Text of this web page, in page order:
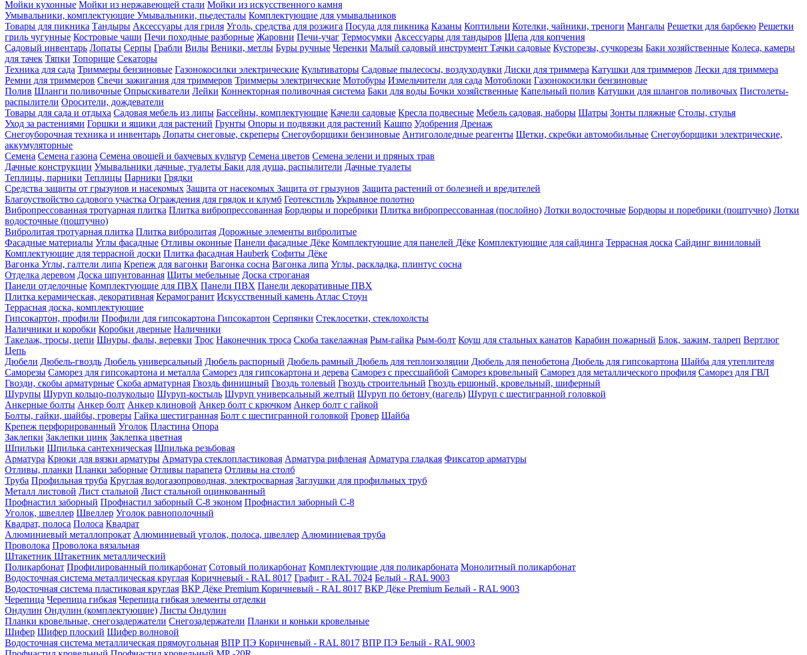
Мойки кухонные Мойки из нержавеющей стали Мойки из искусственного камня
Умывальники, комплектующие Умывальники, пьедесталы Комплектующие для умывальников
Товары для пикника Тандыры Аксессуары для гриля Уголь, средства для розжига Посуда для пикника Казаны Коптильни Котелки, чайники, треноги Мангалы Решетки для барбекю Решетки
гриль чугунные Костровые чаши Печи походные разборные Жаровни Печи-учаг Термосумки Аксессуары для тандыров Щепа для копчения
Садовый инвентарь Лопаты Серпы Грабли Вилы Веники, метлы Буры ручные Черенки Малый садовый инструмент Тачки садовые Кусторезы, сучкорезы Баки хозяйственные Колеса, камеры
для тачек Тяпки Топорище Секаторы
Техника для сада Триммеры бензиновые Газонокосилки электрические Культиваторы Садовые пылесосы, воздуходувки Диски для триммера Катушки для триммеров Лески для триммера
Ремни для триммеров Свечи зажигания для триммеров Триммеры электрические Мотобуры Измельчители для сада Мотоблоки Газонокосилки бензиновые
Полив Шланги поливочные Опрыскиватели Лейки Коннекторная поливочная система Баки для воды Бочки хозяйственные Капельный полив Катушки для шлангов поливочых Пистолеты-
распылители Оросители, дождеватели
Товары для сада и отдыха Садовая мебель из липы Бассейны, комплектующие Качели садовые Кресла подвесные Мебель садовая, наборы Шатры Зонты пляжные Столы, стулья
Уход за растениями Горшки и ящики для растений Грунты Опоры и подвязки для растений Кашпо Удобрения Дренаж
Снегоуборочная техника и инвентарь Лопаты снеговые, скреперы Снегоуборщики бензиновые Антигололедные реагенты Щетки, скребки автомобильные Снегоуборщики электрические,
аккумуляторные
Семена Семена газона Семена овощей и бахчевых культур Семена цветов Семена зелени и пряных трав
Дачные конструкции Умывальники дачные, туалеты Баки для душа, распылители Дачные туалеты
Теплицы, парники Теплицы Парники Грядки
Средства защиты от грызунов и насекомых Защита от насекомых Защита от грызунов Защита растений от болезней и вредителей
Благоуствойство садового участка Ограждения для грядок и клумб Геотекстиль Укрывное полотно
Вибропрессованная тротуарная плитка Плитка вибропрессованная Бордюры и поребрики Плитка вибропрессованная (послойно) Лотки водосточные Бордюры и поребрики (поштучно) Лотки
водосточные (поштучно)
Вибролитая тротуарная плитка Плитка вибролитая Дорожные элементы вибролитые
Фасадные материалы Углы фасадные Отливы оконные Панели фасадные Дёке Комплектующие для панелей Дёке Комплектующие для сайдинга Террасная доска Сайдинг виниловый
Комплектующие для террасной доски Плитка фасадная Hauberk Софиты Дёке
Вагонка Углы, галтели липа Крепеж для вагонки Вагонка сосна Вагонка липа Углы, раскладка, плинтус сосна
Отделка деревом Доска шпунтованная Щиты мебельные Доска строганая
Панели отделочные Комплектующие для ПВХ Панели ПВХ Панели декоративные ПВХ
Плитка керамическая, декоративная Керамогранит Искусственный камень Атлас Стоун
Террасная доска, комплектующие
Гипсокартон, профили Профили для гипсокартона Гипсокартон Серпянки Стеклосетки, стеклохолсты
Наличники и коробки Коробки дверные Наличники
Такелаж, тросы, цепи Шнуры, фалы, веревки Трос Наконечник троса Скоба такелажная Рым-гайка Рым-болт Коуш для стальных канатов Карабин пожарный Блок, зажим, талреп Вертлюг
Цепь
Дюбели Дюбель-гвоздь Дюбель универсальный Дюбель распорный Дюбель рамный Дюбель для теплоизоляции Дюбель для пенобетона Дюбель для гипсокартона Шайба для утеплителя
Саморезы Саморез для гипсокартона и металла Саморез для гипсокартона и дерева Саморез с прессшайбой Саморез кровельный Саморез для металлического профиля Саморез для ГВЛ
Гвозди, скобы арматурные Скоба арматурная Гвоздь финишный Гвоздь толевый Гвоздь строительный Гвоздь ершоный, кровельный, шиферный
Шурупы Шуруп кольцо-полукольцо Шуруп-костыль Шуруп универсальный желтый Шуруп по бетону (нагель) Шуруп с шестигранной головкой
Анкерные болты Анкер болт Анкер клиновой Анкер болт с крючком Анкер болт с гайкой
Болты, гайки, шайбы, гроверы Гайка шестигранная Болт c шестигранной головкой Гровер Шайба
Крепеж перфорированный Уголок Пластина Опора
Заклепки Заклепки цинк Заклепка цветная
Шпильки Шпилька сантехническая Шпилька резьбовая
Арматура Крюки для вязки арматуры Арматура стеклопластиковая Арматура рифленая Арматура гладкая Фиксатор арматуры
Отливы, планки Планки заборные Отливы парапета Отливы на столб
Труба Профильная труба Круглая водогазопроводная, электросварная Заглушки для профильных труб
Металл листовой Лист стальной Лист стальной оцинкованный
Профнастил заборный Профнастил заборный С-8 эконом Профнастил заборный С-8
Уголок, швеллер Швеллер Уголок равнополочный
Квадрат, полоса Полоса Квадрат
Алюминиевый металлопрокат Алюминиевый уголок, полоса, швеллер Алюминиевая труба
Проволока Проволока вязальная
Штакетник Штакетник металлический
Поликарбонат Профилированный поликарбонат Сотовый поликарбонат Комплектующие для поликарбоната Монолитный поликарбонат
Водосточная система металлическая круглая Коричневый - RAL 8017 Графит - RAL 7024 Белый - RAL 9003
Водосточная система пластиковая круглая ВКР Дёке Premium Коричневый - RAL 8017 ВКР Дёке Premium Белый - RAL 9003
Черепица Черепица гибкая Черепица гибкая элементы отделки
Ондулин Ондулин (комплектующие) Листы Ондулин
Планки кровельные, снегозадержатели Снегозадержатели Планки и коньки кровельные
Шифер Шифер плоский Шифер волновой
Водосточная система металлическая прямоугольная ВПР ПЭ Коричневый - RAL 8017 ВПР ПЭ Белый - RAL 9003